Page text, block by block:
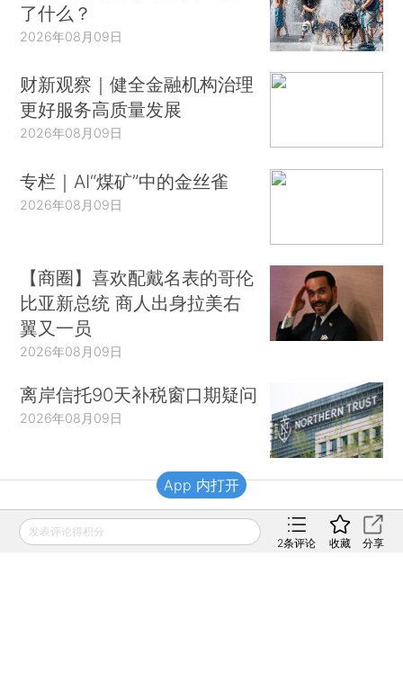
了什么？
2026年08月09日
财新观察｜健全金融机构治理
更好服务高质量发展
2026年08月09日
专栏｜AI“煤矿”中的金丝雀
2026年08月09日
【商圈】喜欢配戴名表的哥伦
比亚新总统 商人出身拉美右
翼又一员
2026年08月09日
离岸信托90天补税窗口期疑问
2026年08月09日
财新移动
发表评论得积分
2条评论 收藏 分享
App 内打开